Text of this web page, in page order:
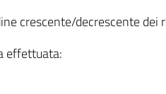
crescente/decrescente dei
effettuata: